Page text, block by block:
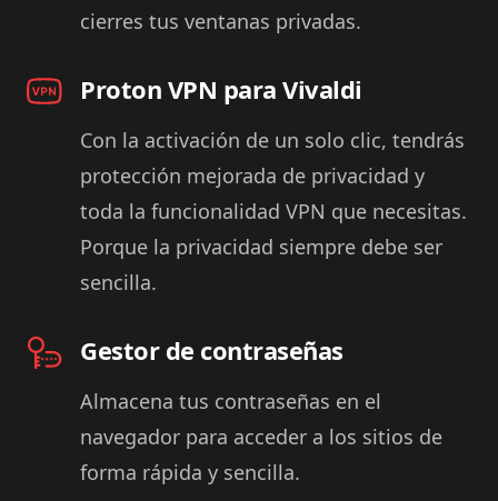
cierres tus ventanas privadas.
Proton VPN para Vivaldi
Con la activación de un solo clic, tendrás
protección mejorada de privacidad y
toda la funcionalidad VPN que necesitas.
Porque la privacidad siempre debe ser
sencilla.
Gestor de contraseñas
Almacena tus contraseñas en el
navegador para acceder a los sitios de
forma rápida y sencilla.